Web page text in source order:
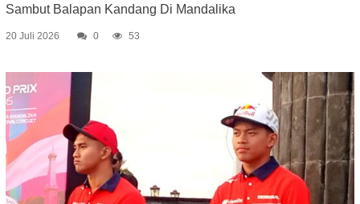
Sambut Balapan Kandang Di Mandalika
20 Juli 2026 0 53